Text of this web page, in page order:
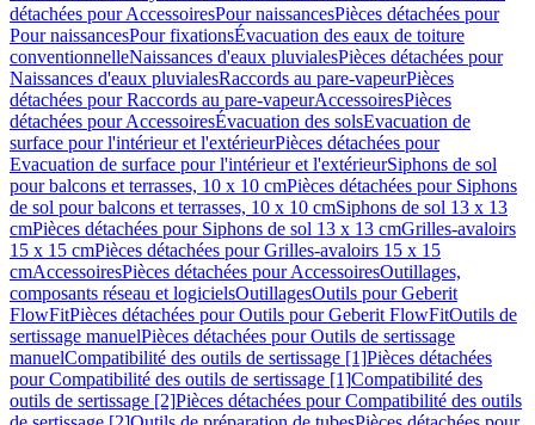
détachées pour AccessoiresPour naissancesPièces détachées pour
Pour naissancesPour fixationsÉvacuation des eaux de toiture
conventionnelleNaissances d'eaux pluvialesPièces détachées pour
Naissances d'eaux pluvialesRaccords au pare-vapeurPièces
détachées pour Raccords au pare-vapeurAccessoiresPièces
détachées pour AccessoiresÉvacuation des solsEvacuation de
surface pour l'intérieur et l'extérieurPièces détachées pour
Evacuation de surface pour l'intérieur et l'extérieurSiphons de sol
pour balcons et terrasses, 10 x 10 cmPièces détachées pour Siphons
de sol pour balcons et terrasses, 10 x 10 cmSiphons de sol 13 x 13
cmPièces détachées pour Siphons de sol 13 x 13 cmGrilles-avaloirs
15 x 15 cmPièces détachées pour Grilles-avaloirs 15 x 15
cmAccessoiresPièces détachées pour AccessoiresOutillages,
composants réseau et logicielsOutillagesOutils pour Geberit
FlowFitPièces détachées pour Outils pour Geberit FlowFitOutils de
sertissage manuelPièces détachées pour Outils de sertissage
manuelCompatibilité des outils de sertissage [1]Pièces détachées
pour Compatibilité des outils de sertissage [1]Compatibilité des
outils de sertissage [2]Pièces détachées pour Compatibilité des outils